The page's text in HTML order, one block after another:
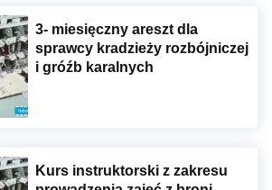
3- miesięczny areszt dla
sprawcy kradzieży rozbójniczej
i gróźb karalnych
Kurs instruktorski z zakresu